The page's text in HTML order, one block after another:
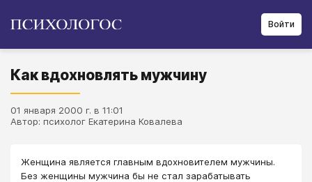
Войти
Как вдохновлять мужчину
01 января 2000 г. в 11:01
Автор: психолог Екатерина Ковалева
Женщина является главным вдохновителем мужчины.
Без женщины мужчина бы не стал зарабатывать